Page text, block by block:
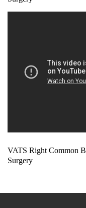
VATS Right Common
Surgery